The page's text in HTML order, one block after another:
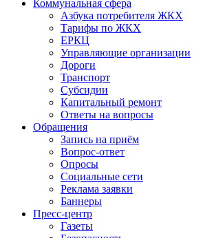
Коммунальная сфера
Азбука потребителя ЖКХ
Тарифы по ЖКХ
ЕРКЦ
Управляющие организации
Дороги
Транспорт
Субсидии
Капитальный ремонт
Ответы на вопросы
Обращения
Запись на приём
Вопрос-ответ
Опросы
Социальные сети
Реклама заявки
Баннеры
Пресс-центр
Газеты